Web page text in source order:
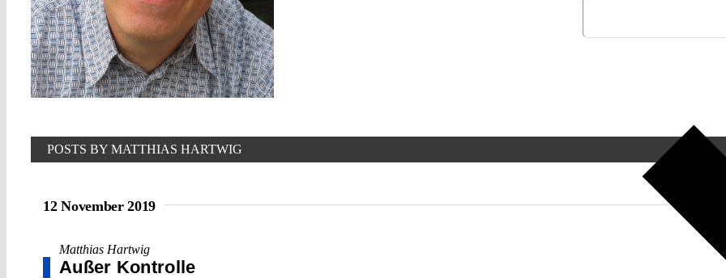
POSTS BY MATTHIAS HARTWIG
12 November 2019
Matthias Hartwig
Außer Kontrolle